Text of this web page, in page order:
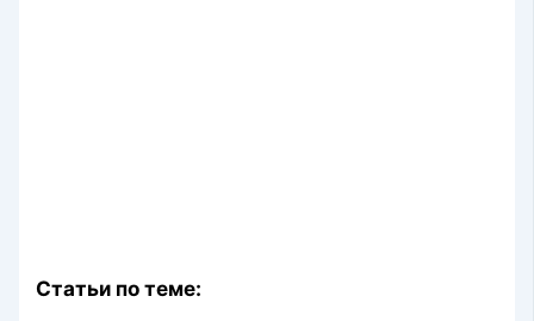
Статьи по теме: